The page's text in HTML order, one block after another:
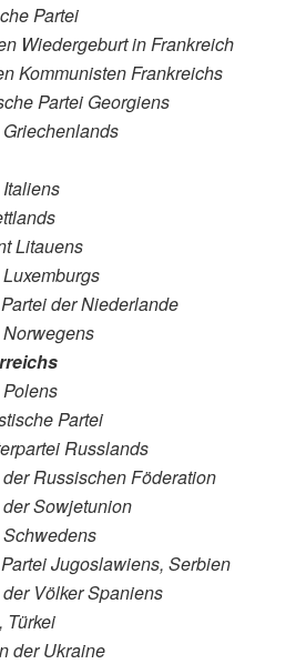
Partei
Wiedergeburt in Frankreich
Kommunisten Frankreichs
Partei Georgiens
Litauens
der Niederlande
Partei
Russlands
Russischen Föderation
Sowjetunion
Jugoslawiens, Serbien
Völker Spaniens
Türkei
der Ukraine